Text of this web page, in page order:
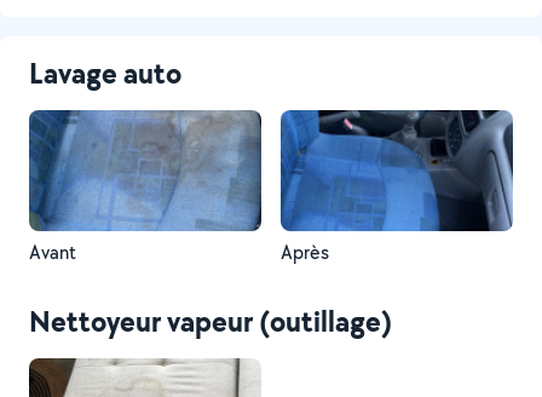
Lavage auto
Avant Après
Nettoyeur vapeur (outillage)